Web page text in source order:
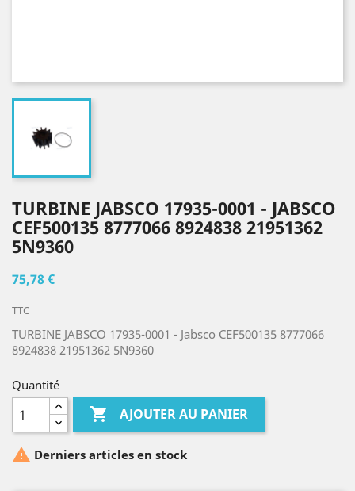
TURBINE JABSCO 17935-0001 - JABSCO
CEF500135 8777066 8924838 21951362
5N9360
75,78 €
TTC
TURBINE JABSCO 17935-0001 - Jabsco CEF500135 8777066
8924838 21951362 5N9360
Quantité
 AJOUTER AU PANIER
 Derniers articles en stock